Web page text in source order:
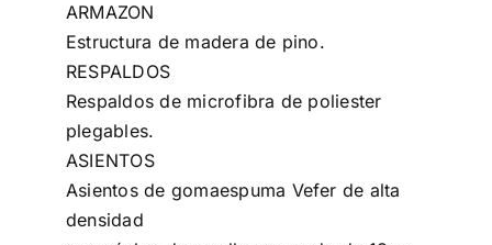
ARMAZON
Estructura de madera de pino.
RESPALDOS
Respaldos de microfibra de poliester
plegables.
ASIENTOS
Asientos de gomaespuma Vefer de alta
densidad